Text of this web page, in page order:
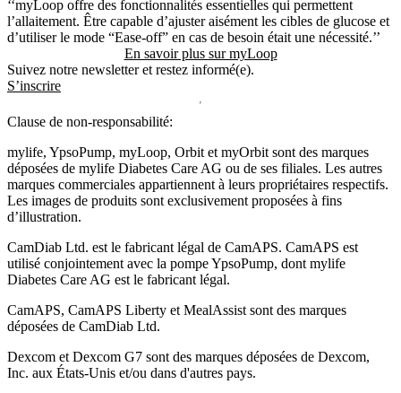
‘‘myLoop offre des fonctionnalités essentielles qui permettent
l’allaitement. Être capable d’ajuster aisément les cibles de glucose et
d’utiliser le mode “Ease-off” en cas de besoin était une nécessité.’’
En savoir plus sur myLoop
Suivez notre newsletter et restez informé(e).
S’inscrire
Clause de non-responsabilité:
mylife, YpsoPump, myLoop, Orbit et myOrbit sont des marques
déposées de mylife Diabetes Care AG ou de ses filiales. Les autres
marques commerciales appartiennent à leurs propriétaires respectifs.
Les images de produits sont exclusivement proposées à fins
d’illustration.
CamDiab Ltd. est le fabricant légal de CamAPS. CamAPS est
utilisé conjointement avec la pompe YpsoPump, dont mylife
Diabetes Care AG est le fabricant légal.
CamAPS, CamAPS Liberty et MealAssist sont des marques
déposées de CamDiab Ltd.
Dexcom et Dexcom G7 sont des marques déposées de Dexcom,
Inc. aux États-Unis et/ou dans d'autres pays.